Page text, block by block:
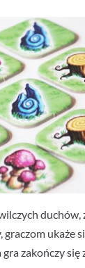
duchów,
graczom ukaże
zakończy się